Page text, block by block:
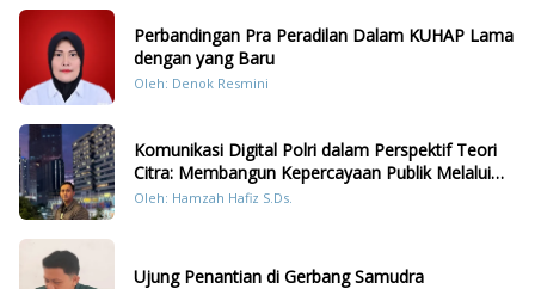
Perbandingan Pra Peradilan Dalam KUHAP Lama
dengan yang Baru
Oleh: Denok Resmini
Komunikasi Digital Polri dalam Perspektif Teori
Citra: Membangun Kepercayaan Publik Melalui
Konten Humanis Kesiapsiagaan Bencana di
Oleh: Hamzah Hafiz S.Ds.
Ujung Penantian di Gerbang Samudra